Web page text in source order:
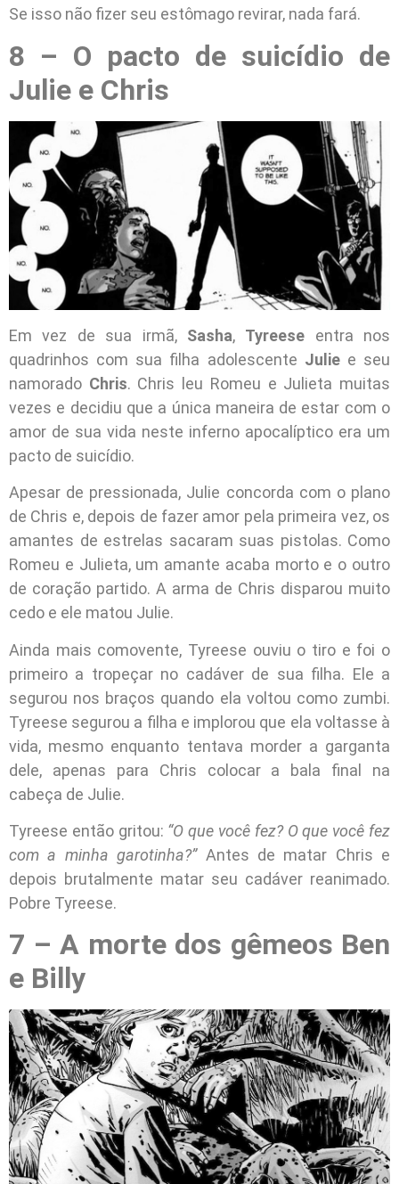
Se isso não fizer seu estômago revirar, nada fará.
8 – O pacto de suicídio de
Julie e Chris
Em vez de sua irmã, Sasha, Tyreese entra nos
quadrinhos com sua filha adolescente Juliee seu
namorado Chris. Chris leu Romeu e Julieta muitas
vezes e decidiu que a única maneira de estar com o
amor de sua vida neste inferno apocalíptico era um
pacto de suicídio.
Apesar de pressionada, Julie concorda com o plano
de Chris e, depois de fazer amor pela primeira vez, os
amantes de estrelas sacaram suas pistolas. Como
Romeu e Julieta, um amante acaba morto e o outro
de coração partido. A arma de Chris disparou muito
cedo e ele matou Julie.
Ainda mais comovente, Tyreese ouviu o tiro e foi o
primeiro a tropeçar no cadáver de sua filha. Ele a
segurou nos braços quando ela voltou como zumbi.
Tyreese segurou a filha e implorou que ela voltasse à
vida, mesmo enquanto tentava morder a garganta
dele, apenas para Chris colocar a bala final na
cabeça de Julie.
Tyreese então gritou: “O que você fez? O que você fez
com a minha garotinha?”Antes de matar Chris e
depois brutalmente matar seu cadáver reanimado.
Pobre Tyreese.
7 – A morte dos gêmeos Ben
e Billy